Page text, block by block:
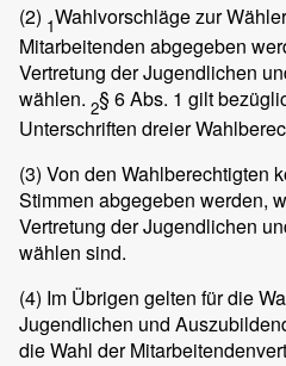
(2) 1Wahlvorschläge zur
Mitarbeitenden abgegeben
Vertretung der Jugendlichen
wählen. 2§ 6 Abs. 1 gilt
Unterschriften dreier
(3) Von den Wahlberechtigten
Stimmen abgegeben werden,
Vertretung der Jugendlichen
wählen sind.
(4) Im Übrigen gelten für die
Jugendlichen und
die Wahl der